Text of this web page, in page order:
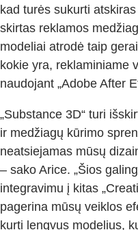
kad turės sukurti
skirtas reklamos
modeliai atrodė taip
kokie yra, reklaminiame
naudojant „Adobe After
„Substance 3D“ turi
ir medžiagų kūrimo
neatsiejamas mūsų
– sako Arice. „Šios
integravimu į kitas
pagerina mūsų veiklos
kurti lengvus modelius,